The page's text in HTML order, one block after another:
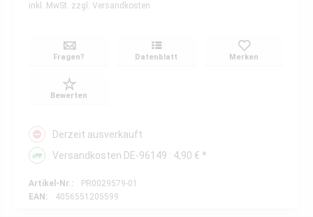
inkl. MwSt. zzgl. Versandkosten
Fragen? Datenblatt Merken
Bewerten
Derzeit ausverkauft
Versandkosten DE-96149 : 4,90 € *
Artikel-Nr.:
PR0029579-01
EAN:
4056551205599